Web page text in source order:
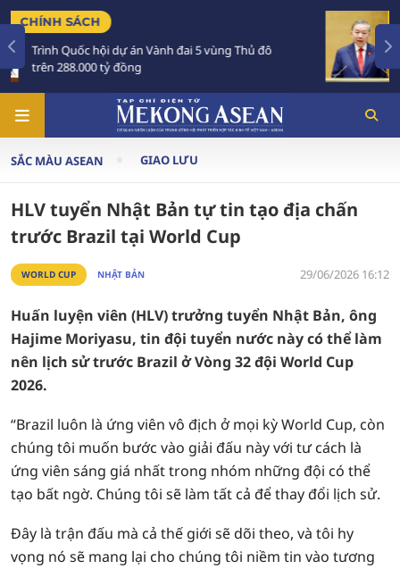
Tổng Bí thư, Chủ tịch nước Tô Lâm sắp thăm
SẮC MÀU ASEAN GIAO LƯU
HLV tuyển Nhật Bản tự tin tạo địa chấn
trước Brazil tại World Cup
WORLD CUP NHẬT BẢN 29/06/2026 16:12
Huấn luyện viên (HLV) trưởng tuyển Nhật Bản, ông
Hajime Moriyasu, tin đội tuyển nước này có thể làm
nên lịch sử trước Brazil ở Vòng 32 đội World Cup
2026.
“Brazil luôn là ứng viên vô địch ở mọi kỳ World Cup, còn
chúng tôi muốn bước vào giải đấu này với tư cách là
ứng viên sáng giá nhất trong nhóm những đội có thể
tạo bất ngờ. Chúng tôi sẽ làm tất cả để thay đổi lịch sử.
Đây là trận đấu mà cả thế giới sẽ dõi theo, và tôi hy
vọng nó sẽ mang lại cho chúng tôi niềm tin vào tương